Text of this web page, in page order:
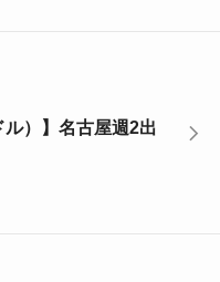
ル）】名古屋週2出